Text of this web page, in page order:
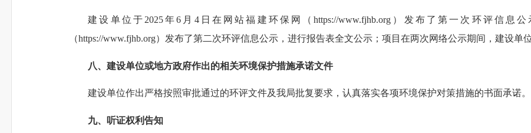
建设单位于2025年6月4日在网站福建环保网（https://www.fjhb.org）发布了第一次环评信息
（https://www.fjhb.org）发布了第二次环评信息公示，进行报告表全文公示；项目在两次网络公示期间，建设单
八、建设单位或地方政府作出的相关环境保护措施承诺文件
建设单位作出严格按照审批通过的环评文件及我局批复要求，认真落实各项环境保护对策措施的书面承诺。
九、听证权利告知